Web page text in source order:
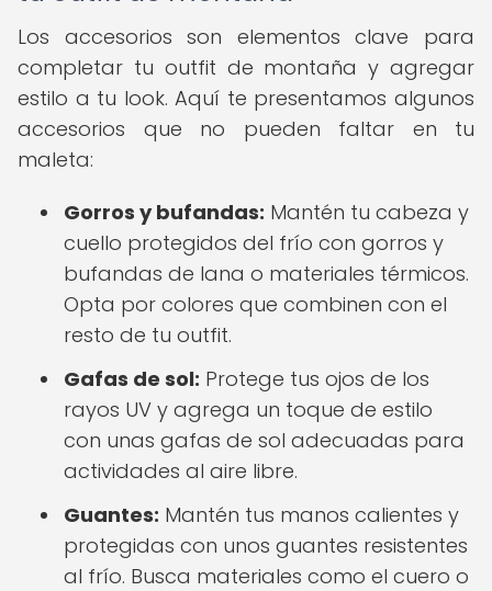
Los accesorios son elementos clave para
completar tu outfit de montaña y agregar
estilo a tu look. Aquí te presentamos algunos
accesorios que no pueden faltar en tu
maleta:
Gorros y bufandas: Mantén tu cabeza y
cuello protegidos del frío con gorros y
bufandas de lana o materiales térmicos.
Opta por colores que combinen con el
resto de tu outfit.
Gafas de sol: Protege tus ojos de los
rayos UV y agrega un toque de estilo
con unas gafas de sol adecuadas para
actividades al aire libre.
Guantes: Mantén tus manos calientes y
protegidas con unos guantes resistentes
al frío. Busca materiales como el cuero o